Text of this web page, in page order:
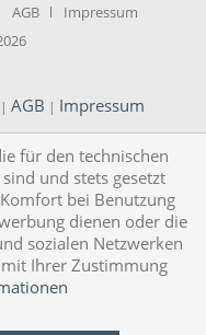
AGB
Impressum
| AGB | Impressum
für den technischen
und stets gesetzt
bei Benutzung
dienen oder die
sozialen Netzwerken
Ihrer Zustimmung